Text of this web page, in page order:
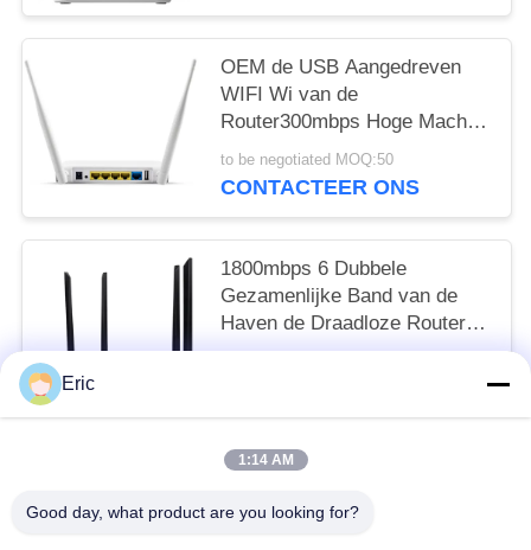
OEM de USB Aangedreven
WIFI Wi van de
Router300mbps Hoge Macht
Router van FI N
to be negotiated MOQ:50
CONTACTEER ONS
1800mbps 6 Dubbele
Gezamenlijke Band van de
Haven de Draadloze Router
802.11ax
Eric
1:14 AM
Good day, what product are you looking for?